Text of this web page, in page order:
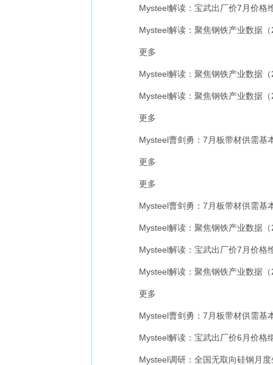
Mysteel解读：宝武出厂价7月价格
Mysteel解读：聚焦钢铁产业数据（
更多
Mysteel解读：聚焦钢铁产业数据（
Mysteel解读：聚焦钢铁产业数据（
更多
Mysteel曹剑勇：7月板带材供需基
更多
更多
Mysteel曹剑勇：7月板带材供需基
Mysteel解读：聚焦钢铁产业数据（
Mysteel解读：宝武出厂价7月价格
Mysteel解读：聚焦钢铁产业数据（
更多
Mysteel曹剑勇：7月板带材供需基
Mysteel解读：宝武出厂价6月价格
Mysteel调研：全国无取向硅钢月度